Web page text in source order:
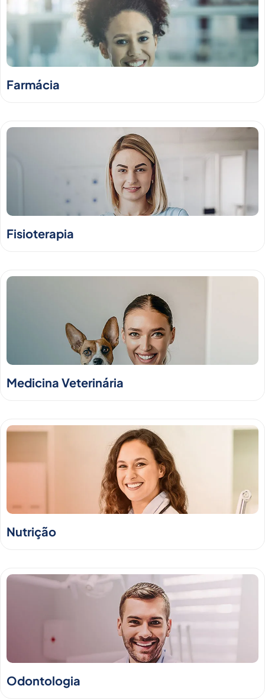
Farmácia
Fisioterapia
Medicina Veterinária
Nutrição
Odontologia